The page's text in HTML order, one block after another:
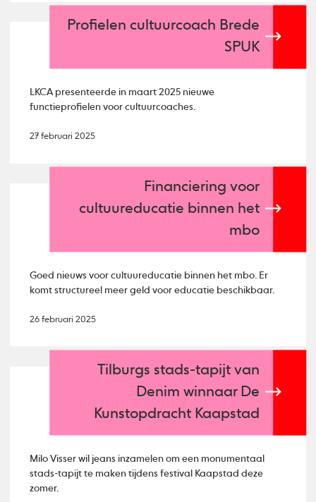
Profielen cultuurcoach Brede
SPUK
LKCA presenteerde in maart 2025 nieuwe
functieprofielen voor cultuurcoaches.
27 februari 2025
Financiering voor
cultuureducatie binnen het
mbo
Goed nieuws voor cultuureducatie binnen het mbo. Er
komt structureel meer geld voor educatie beschikbaar.
26 februari 2025
Tilburgs stads-tapijt van
Denim winnaar De
Kunstopdracht Kaapstad
Milo Visser wil jeans inzamelen om een monumentaal
stads-tapijt te maken tijdens festival Kaapstad deze
zomer.